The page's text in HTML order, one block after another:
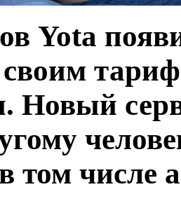
Yota
своим
Новый
том числе